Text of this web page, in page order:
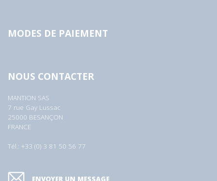
MODES DE PAIEMENT
NOUS CONTACTER
MANTION SAS
7 rue Gay Lussac
25000 BESANÇON
FRANCE
Tél.: +33 (0) 3 81 50 56 77
ENVOYER UN MESSAGE